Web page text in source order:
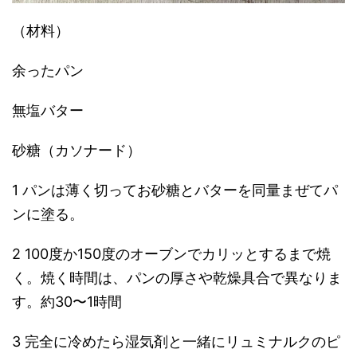
（材料）
余ったパン
無塩バター
砂糖（カソナード）
1 パンは薄く切ってお砂糖とバターを同量まぜてパ
ンに塗る。
2 100度か150度のオーブンでカリッとするまで焼
く。焼く時間は、パンの厚さや乾燥具合で異なりま
す。約30〜1時間
3 完全に冷めたら湿気剤と一緒にリュミナルクのピ